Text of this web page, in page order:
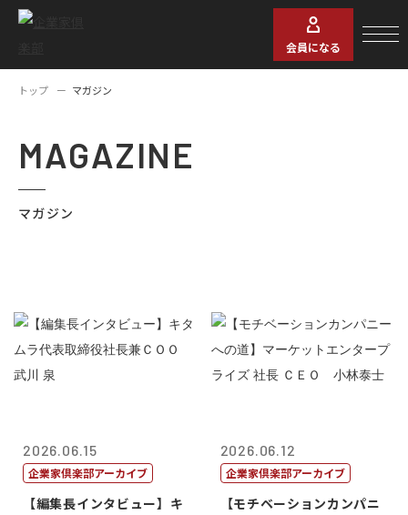
会員になる
トップ マガジン
MAGAZINE
マガジン
2026.06.15
企業家倶楽部アーカイブ
【編集長インタビュー】キ
2026.06.12
企業家倶楽部アーカイブ
【モチベーションカンパニ